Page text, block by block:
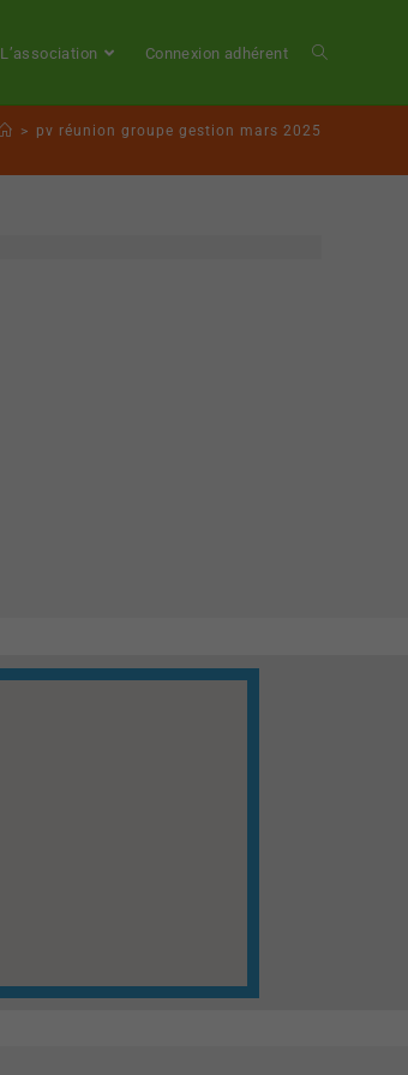
L’association Connexion adhérent
> pv réunion groupe gestion mars 2025